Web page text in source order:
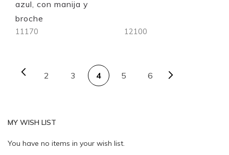
azul, con manija y
broche
11170
Out of stock
12100
Out of stock
Page
Previous Page
2 Page
3 You're currently reading
4 5 6
MY WISH LIST
You have no items in your wish list.